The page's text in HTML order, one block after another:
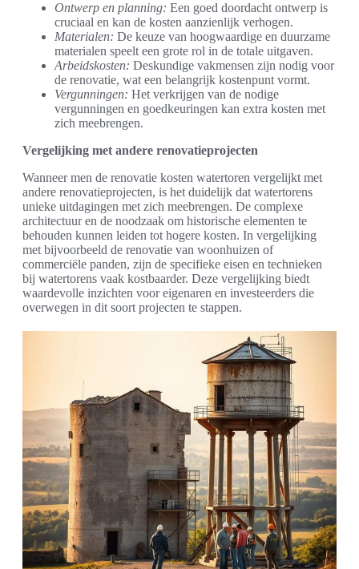
Ontwerp en planning: Een goed doordacht ontwerp is
cruciaal en kan de kosten aanzienlijk verhogen.
Materialen: De keuze van hoogwaardige en duurzame
materialen speelt een grote rol in de totale uitgaven.
Arbeidskosten: Deskundige vakmensen zijn nodig voor
de renovatie, wat een belangrijk kostenpunt vormt.
Vergunningen: Het verkrijgen van de nodige
vergunningen en goedkeuringen kan extra kosten met
zich meebrengen.
Vergelijking met andere renovatieprojecten
Wanneer men de renovatie kosten watertoren vergelijkt met
andere renovatieprojecten, is het duidelijk dat watertorens
unieke uitdagingen met zich meebrengen. De complexe
architectuur en de noodzaak om historische elementen te
behouden kunnen leiden tot hogere kosten. In vergelijking
met bijvoorbeeld de renovatie van woonhuizen of
commerciële panden, zijn de specifieke eisen en technieken
bij watertorens vaak kostbaarder. Deze vergelijking biedt
waardevolle inzichten voor eigenaren en investeerders die
overwegen in dit soort projecten te stappen.